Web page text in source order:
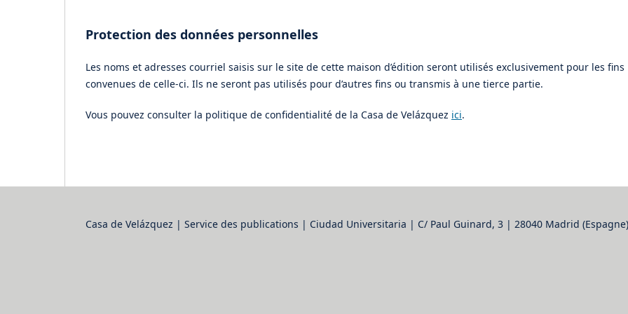
Protection des données personnelles
Les noms et adresses courriel saisis sur le site de cette maison d’édition seront utilisés exclusivement pour les fins
convenues de celle-ci. Ils ne seront pas utilisés pour d’autres fins ou transmis à une tierce partie.
Vous pouvez consulter la politique de confidentialité de la Casa de Velázquez ici.
Casa de Velázquez | Service des publications | Ciudad Universitaria | C/ Paul Guinard, 3 | 28040 Madrid (Espagne)